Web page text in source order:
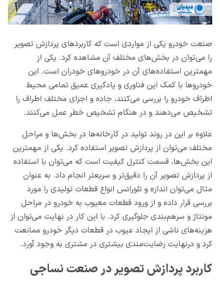
صنعت خودرو یکی از مواردی است که کاربردهای پردازش تصویر
را می‌توان در بخش‌های مختلف آن مشاهده کرد. یکی از
مهمترین استفاده‌های آن در خودروهای خودران است. این
خودروها با کمک این فناوری و یادگیری عمیق تمامی محیط
اطراف خودرو را بررسی می‌کنند، جاده و اجزای مختلف اطراف را
تشخیص می‌دهند و در هنگام تشخیص خطر عمل می‌کنند.
علاوه بر این در روند تولید در کارخانه‌ها در بخش‌ها و مراحل
مختلف می‌توان از پردازش تصویر استفاده کرد. یکی از مهمترین
این بخش‌ها، قسمت کنترل کیفیت است که می‌توان با استفاده
از پردازش تصویر آن را دقیق‌تر و سریعتر انجام داد. به عنوان
مثال می‌توان اندازه و تلورانس انواع قطعات تولیدی را مورد
بررسی قرار داده و از ورود قطعات معیوب به خودرو در مراحل
مونتاژ و سرهم‌بندی جلوگیری کرد. با این کار در نهایت می‌توان از
هزینه‌های ناشی از ایجاد عیوب در قطعات دیگر خودرو ممانعت
کرد و درنهایت رضایت‌مندی بیشتری در مشتری به وجود آورد.
کاربرد پردازش تصویر در صنعت نساجی